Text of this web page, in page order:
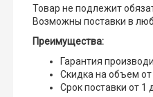
Товар не подлежит
Возможны поставки в
Преимущества:
Гарантия
Скидка на объем от
Срок поставки от 1